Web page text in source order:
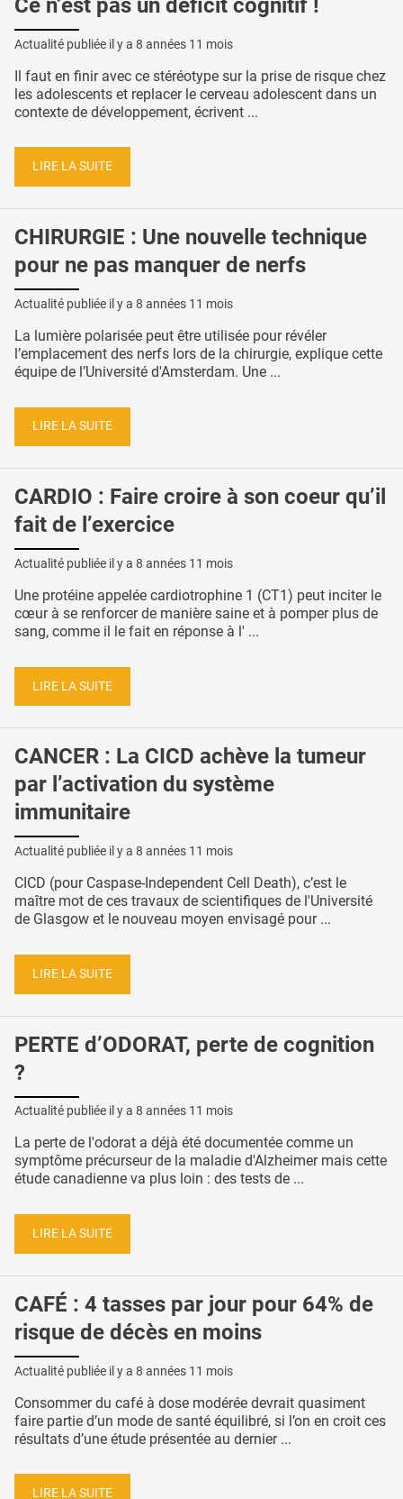
Ce n’est pas un déficit cognitif !
Actualité publiée il y a 8 années 11 mois
Il faut en finir avec ce stéréotype sur la prise de risque chez
les adolescents et replacer le cerveau adolescent dans un
contexte de développement, écrivent ...
LIRE LA SUITE
CHIRURGIE : Une nouvelle technique
pour ne pas manquer de nerfs
Actualité publiée il y a 8 années 11 mois
La lumière polarisée peut être utilisée pour révéler
l’emplacement des nerfs lors de la chirurgie, explique cette
équipe de l’Université d'Amsterdam. Une ...
LIRE LA SUITE
CARDIO : Faire croire à son coeur qu’il
fait de l’exercice
Actualité publiée il y a 8 années 11 mois
Une protéine appelée cardiotrophine 1 (CT1) peut inciter le
cœur à se renforcer de manière saine et à pomper plus de
sang, comme il le fait en réponse à l' ...
LIRE LA SUITE
CANCER : La CICD achève la tumeur
par l’activation du système
immunitaire
Actualité publiée il y a 8 années 11 mois
CICD (pour Caspase-Independent Cell Death), c’est le
maître mot de ces travaux de scientifiques de l'Université
de Glasgow et le nouveau moyen envisagé pour ...
LIRE LA SUITE
PERTE d’ODORAT, perte de cognition
?
Actualité publiée il y a 8 années 11 mois
La perte de l'odorat a déjà été documentée comme un
symptôme précurseur de la maladie d'Alzheimer mais cette
étude canadienne va plus loin : des tests de ...
LIRE LA SUITE
CAFÉ : 4 tasses par jour pour 64% de
risque de décès en moins
Actualité publiée il y a 8 années 11 mois
Consommer du café à dose modérée devrait quasiment
faire partie d’un mode de santé équilibré, si l’on en croit ces
résultats d’une étude présentée au dernier ...
LIRE LA SUITE